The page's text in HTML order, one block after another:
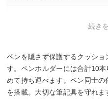
続き
ペンを隠さず保護するクッシ
す。ペンホルダーには合計10
めて持ち運べます。ペン同士
を搭載。大切な筆記具を守れま